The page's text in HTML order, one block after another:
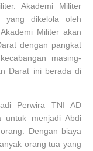
Akademi Militer
yang dikelola oleh
Militer akan
dengan pangkat
masing-
Darat ini berada di
Perwira TNI AD
untuk menjadi Abdi
Dengan biaya
orang tua yang